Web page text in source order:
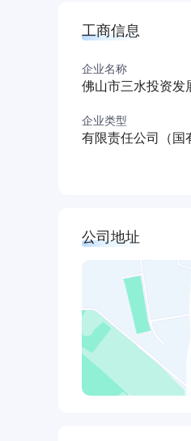
作为三水区属骨干
生态环境等方面取
（本介绍由
工商信息
企业名称
佛山市三水投资发
企业类型
有限责任公司（国
公司地址